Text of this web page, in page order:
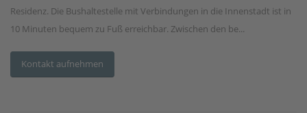
Residenz. Die Bushaltestelle mit Verbindungen in die Innenstadt ist in
10 Minuten bequem zu Fuß erreichbar. Zwischen den be...
Kontakt aufnehmen